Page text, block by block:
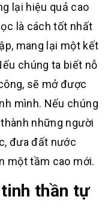
lại hiệu quả cao
là cách tốt nhất
mang lại một kết
chúng ta biết nỗ
sẽ mở được
mình. Nếu chúng
những người
đưa đất nước
một tầm cao mới.
thần tự